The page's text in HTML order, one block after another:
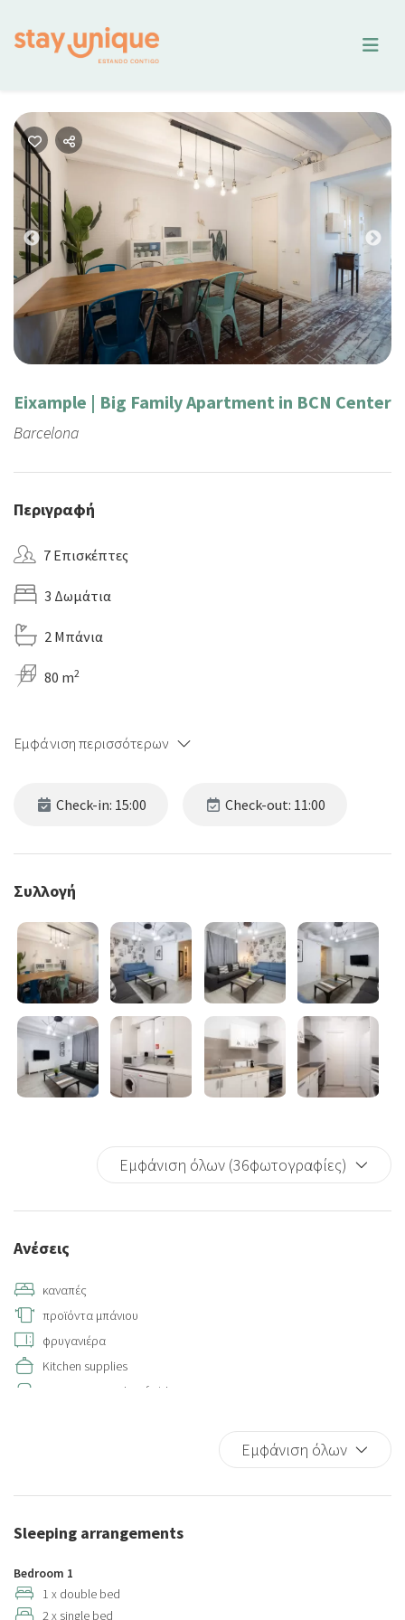
Previous
Eixample | Big Family Apartment in BCN Center
Barcelona
Περιγραφή
7 Επισκέπτες
3 Δωμάτια
2 Μπάνια
80 m2
Εμφάνιση περισσότερων
Check-in: 15:00 Check-out: 11:00
Συλλογή
Εμφάνιση όλων (36φωτογραφίες)
Ανέσεις
καναπές
προϊόντα μπάνιου
φρυγανιέρα
Kitchen supplies
Seating area with sofa/chair
Bed Linen
Child rollaway
Kitchen
Full kitchen
Εμφάνιση όλων
Sleeping arrangements
Bedroom 1
1 x double bed
2 x single bed